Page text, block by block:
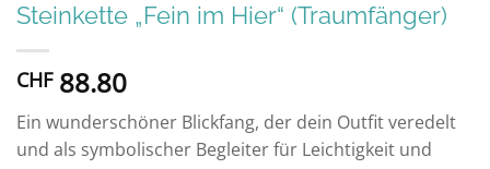
Steinkette „Fein im Hier“ (Traumfänger)
CHF88.80
Ein wunderschöner Blickfang, der dein Outfit veredelt
und als symbolischer Begleiter für Leichtigkeit und